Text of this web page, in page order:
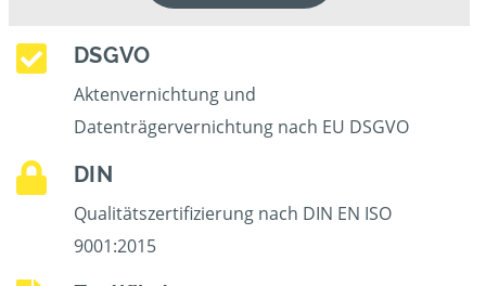
DSGVO
Aktenvernichtung und
Datenträgervernichtung nach EU DSGVO
DIN
Qualitätszertifizierung nach DIN EN ISO
9001:2015